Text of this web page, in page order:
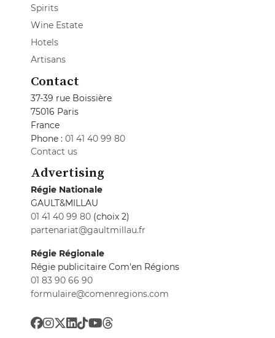
Spirits
Wine Estate
Hotels
Artisans
Contact
37-39 rue Boissière
75016 Paris
France
Phone : 01 41 40 99 80
Contact us
Advertising
Régie Nationale
GAULT&MILLAU
01 41 40 99 80 (choix 2)
partenariat@gaultmillau.fr
Régie Régionale
Régie publicitaire Com'en Régions
01 83 90 66 90
formulaire@comenregions.com